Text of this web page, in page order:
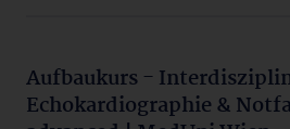
Aufbaukurs -
Echokardiographie &